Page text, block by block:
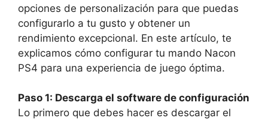
opciones de personalización para que puedas
configurarlo a tu gusto y obtener un
rendimiento excepcional. En este artículo, te
explicamos cómo configurar tu mando Nacon
PS4 para una experiencia de juego óptima.
Paso 1: Descarga el software de configuración
Lo primero que debes hacer es descargar el